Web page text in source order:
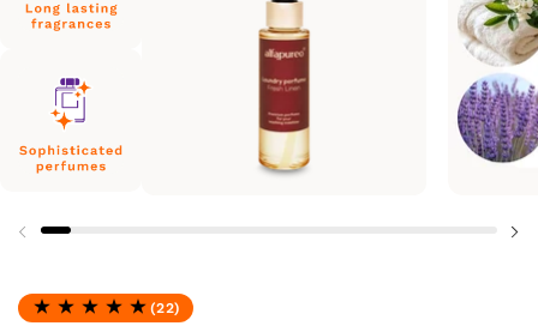
Hodnotenie: 4.91 z 5
(22)